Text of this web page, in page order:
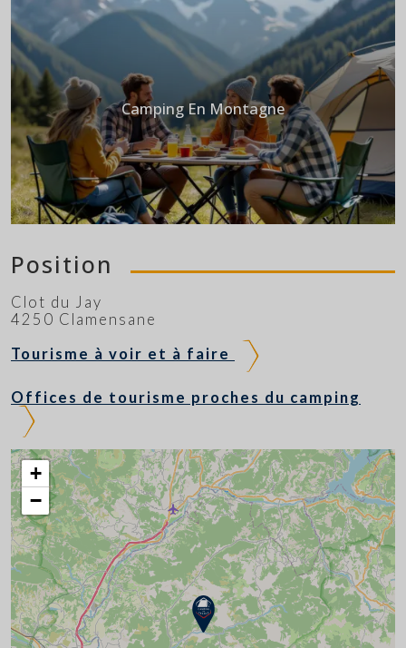
Camping En Montagne
Position
Clot du Jay
4250 Clamensane
Tourisme à voir et à faire
Offices de tourisme proches du camping
+
−